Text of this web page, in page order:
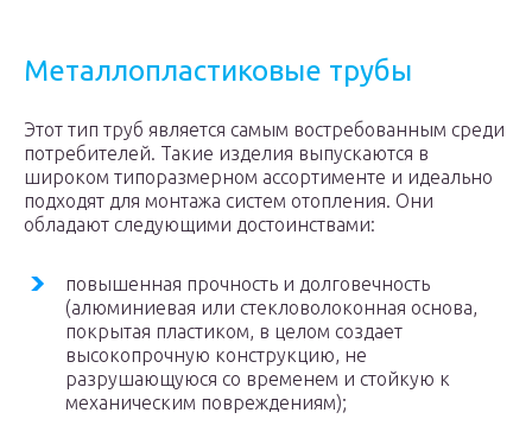
Металлопластиковые трубы
Этот тип труб является самым востребованным среди
потребителей. Такие изделия выпускаются в
широком типоразмерном ассортименте и идеально
подходят для монтажа систем отопления. Они
обладают следующими достоинствами:
повышенная прочность и долговечность
(алюминиевая или стекловолоконная основа,
покрытая пластиком, в целом создает
высокопрочную конструкцию, не
разрушающуюся со временем и стойкую к
механическим повреждениям);